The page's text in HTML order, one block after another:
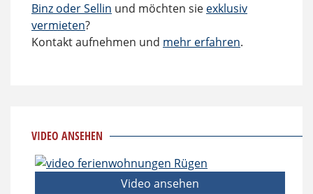
Binz oder Sellin und möchten sie exklusiv
vermieten?
Kontakt aufnehmen und mehr erfahren.
VIDEO ANSEHEN
Video ansehen